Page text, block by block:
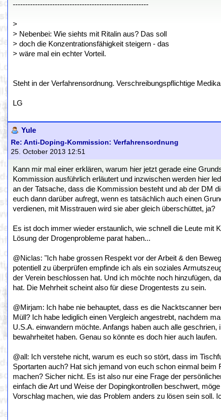
-------------------------------------------------------
>
> Nebenbei: Wie siehts mit Ritalin aus? Das soll
> doch die Konzentrationsfähigkeit steigern - das
> wäre mal ein echter Vorteil.
Steht in der Verfahrensordnung. Verschreibungspflichtige
LG
Yule
Re: Anti-Doping-Kommission: Verfahrensordnung
25. October 2013 12:51
Kann mir mal einer erklären, warum hier jetzt gerade eine
Kommission ausführlich erläutert und inzwischen werden hier
an der Tatsache, dass die Kommission besteht und ab der DM
euch dann darüber aufregt, wenn es tatsächlich auch einen
verdienen, mit Misstrauen wird sie aber gleich überschüttet, ja?
Es ist doch immer wieder erstaunlich, wie schnell die Leute mit
Lösung der Drogenprobleme parat haben...
@Niclas: "Ich habe grossen Respekt vor der Arbeit & den
potentiell zu überprüfen empfinde ich als ein soziales
der Verein beschlossen hat. Und ich möchte noch hinzufügen,
hat. Die Mehrheit scheint also für diese Drogentests zu sein.
@Mirjam: Ich habe nie behauptet, dass es die Nacktscanner
Müll? Ich habe lediglich einen Vergleich angestrebt, nachdem
U.S.A. einwandern möchte. Anfangs haben auch alle
bewahrheitet haben. Genau so könnte es doch hier auch laufen.
@all: Ich verstehe nicht, warum es euch so stört, dass im
Sportarten auch? Hat sich jemand von euch schon einmal
machen? Sicher nicht. Es ist also nur eine Frage der
einfach die Art und Weise der Dopingkontrollen beschwert,
Vorschlag machen, wie das Problem anders zu lösen sein soll.